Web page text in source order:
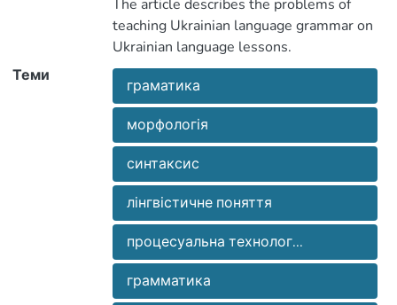
перспективность как предпосылку
усвоения школьниками
The article describes the problems of
teaching Ukrainian language grammar on
Ukrainian language lessons.
Теми
граматика
морфологія
синтаксис
лінгвістичне поняття
процесуальна технолог...
грамматика